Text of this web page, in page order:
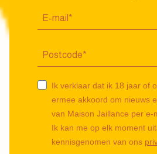
Ik verklaar dat ik 18 jaar of
ermee akkoord om nieuws
van Maison Jaillance per e-
Ik kan me op elk moment
kennisgenomen van ons